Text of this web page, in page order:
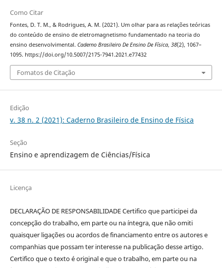
Como Citar
Fontes, D. T. M., & Rodrigues, A. M. (2021). Um olhar para as relações teóricas
do conteúdo de ensino de eletromagnetismo fundamentado na teoria do
ensino desenvolvimental. Caderno Brasileiro De Ensino De Física, 38(2), 1067–
1095. https://doi.org/10.5007/2175-7941.2021.e77432
Fomatos de Citação
Edição
v. 38 n. 2 (2021): Caderno Brasileiro de Ensino de Física
Seção
Ensino e aprendizagem de Ciências/Física
Licença
DECLARAÇÃO DE RESPONSABILIDADE Certifico que participei da
concepção do trabalho, em parte ou na íntegra, que não omiti
quaisquer ligações ou acordos de financiamento entre os autores e
companhias que possam ter interesse na publicação desse artigo.
Certifico que o texto é original e que o trabalho, em parte ou na